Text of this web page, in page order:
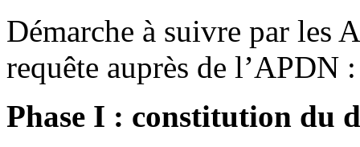
Démarche à suivre par les
requête auprès de l’APDN :
Phase I : constitution du